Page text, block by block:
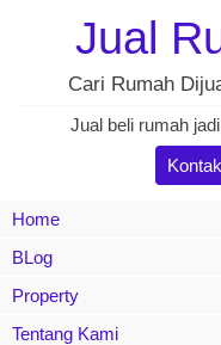
Jual
Cari Rumah
Jual beli rumah
Home
BLog
Property
Tentang Kami